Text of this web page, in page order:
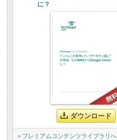
に？
ダウンロード
» プレミアムコンテンツライブラリへ